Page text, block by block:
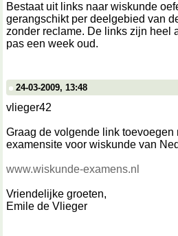
Bestaat uit links naar wiskunde
gerangschikt per deelgebied van
zonder reclame. De links zijn heel
pas een week oud.
24-03-2009, 13:48
vlieger42
Graag de volgende link toevoegen
examensite voor wiskunde van
www.wiskunde-examens.nl
Vriendelijke groeten,
Emile de Vlieger